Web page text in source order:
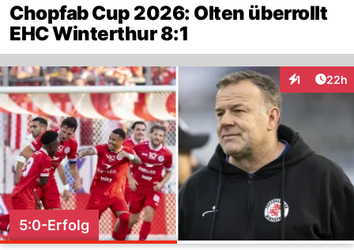
Chopfab Cup 2026: Olten überrollt
EHC Winterthur 8:1
1
Interaktionen
22h
5:0-Erfolg